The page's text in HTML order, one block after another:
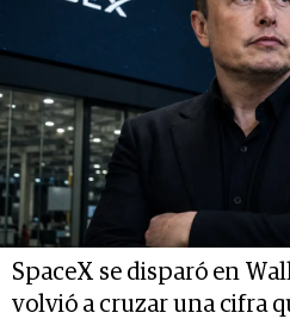
SpaceX se disparó en
volvió a cruzar una cifra